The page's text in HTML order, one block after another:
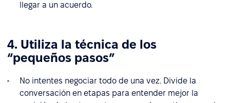
llegar a un acuerdo.
4. Utiliza la técnica de los
“pequeños pasos”
No intentes negociar todo de una vez. Divide la
conversación en etapas para entender mejor la